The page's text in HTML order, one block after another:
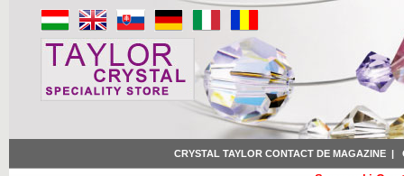
CRYSTAL TAYLOR CONTACT DE MAGAZINE |